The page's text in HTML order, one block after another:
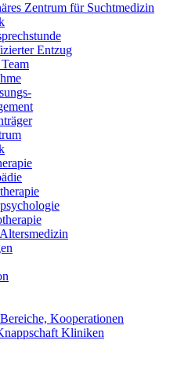
Zentrum für Suchtmedizin
Entzug
Kooperationen
Kliniken